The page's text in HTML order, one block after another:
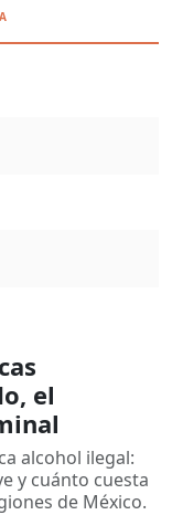
el
alcohol ilegal:
y cuánto cuesta
de México.